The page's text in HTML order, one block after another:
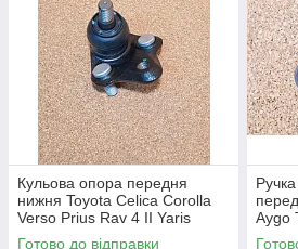
Кульова опора передня
нижня Toyota Celica Corolla
Verso Prius Rav 4 II Yaris
Тойота Яріс Ярис Селіція
Готово до відправки
Aygo